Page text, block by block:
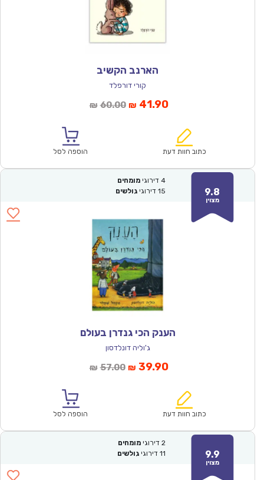
הארנב הקשיב
קורי דורפלד
₪ 60.00המחיר
₪60.00.
₪ 41.90המחיר
הוא:
כתוב חוות דעת הוספה לסל
9.8
מצוין
4 דירוגי מומחים
15 דירוגי גולשים
הענק הכי גנדרן בעולם
ג'וליה דונלדסון
₪ 57.00המחיר
₪57.00.
₪ 39.90המחיר
הוא:
כתוב חוות דעת הוספה לסל
9.9
מצוין
2 דירוגי מומחים
11 דירוגי גולשים